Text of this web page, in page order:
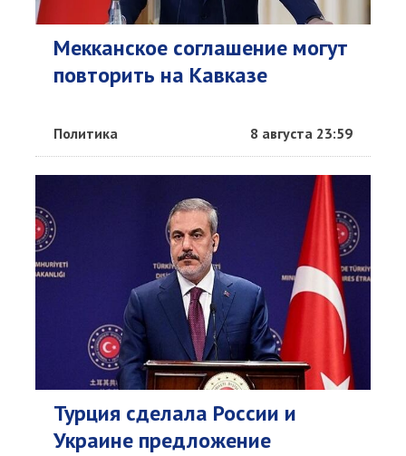
Мекканское соглашение могут
повторить на Кавказе
Политика 8 августа 23:59
Турция сделала России и
Украине предложение